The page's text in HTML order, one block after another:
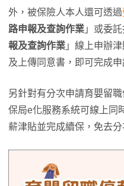
外，被保險人本人還可透過
路申報及查詢作業 」或委
報及查詢作業 」線上申辦
及上傳同意書，即可完成
另針對有分次申請育嬰留
保局e化服務系統可線上同
薪津貼並完成續保，免去